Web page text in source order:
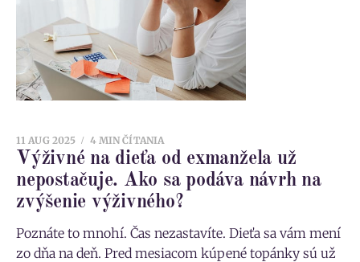
Výživné na dieťa od exmanžela už
nepostačuje. Ako sa podáva návrh na
zvýšenie výživného?
11 AUG 2025 4 MIN ČÍTANIA
Poznáte to mnohí. Čas nezastavíte. Dieťa sa vám mení
zo dňa na deň. Pred mesiacom kúpené topánky sú už